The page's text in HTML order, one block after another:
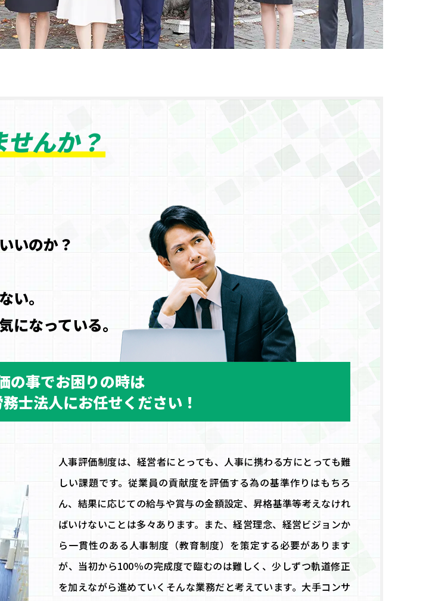
んか？
いのか？
い。
になっている。
の事でお困りの時は
士法人にお任せください！
人事評価制度は、経営者にとっても、人事に携わる方にとっても難
しい課題です。従業員の貢献度を評価する為の基準作りはもちろ
ん、結果に応じての給与や賞与の金額設定、昇格基準等考えなけれ
ばいけないことは多々あります。また、経営理念、経営ビジョンか
ら一貫性のある人事制度（教育制度）を策定する必要があります
が、当初から100％の完成度で臨むのは難しく、少しずつ軌道修正
を加えながら進めていくそんな業務だと考えています。大手コンサ